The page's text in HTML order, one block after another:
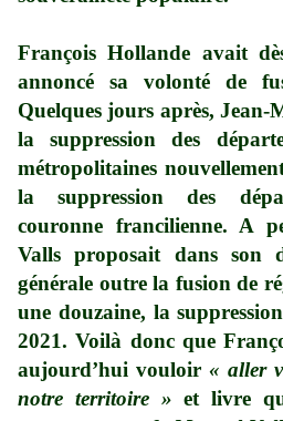
François Hollande avait
annoncé sa volonté de
Quelques jours après,
la suppression des
métropolitaines
la suppression des
couronne francilienne. A
Valls proposait dans son
générale outre la fusion de
une douzaine, la
2021. Voilà donc que
aujourd’hui vouloir « aller
notre territoire » et livre